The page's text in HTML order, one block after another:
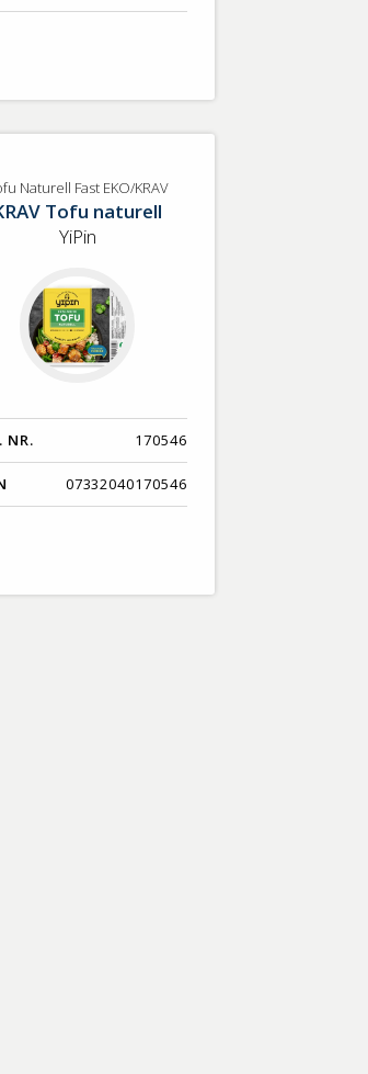
Naturell Fast EKO/KRAV
Tofu naturell
YiPin
NR. 170546
07332040170546